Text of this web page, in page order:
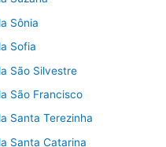
Sônia
Sofia
São Silvestre
São Francisco
Santa Terezinha
Santa Catarina